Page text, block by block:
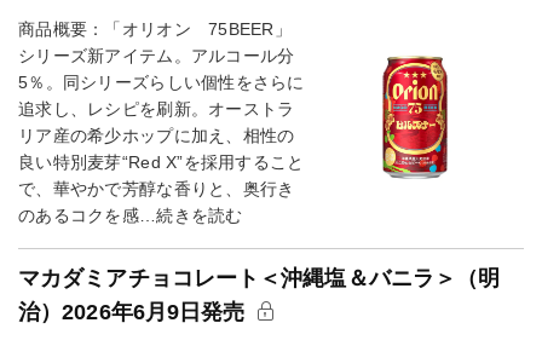
商品概要：「オリオン 75BEER」
シリーズ新アイテム。アルコール分
5％。同シリーズらしい個性をさらに
追求し、レシピを刷新。オーストラ
リア産の希少ホップに加え、相性の
良い特別麦芽“Red X”を採用すること
で、華やかで芳醇な香りと、奥行き
のあるコクを感…続きを読む
マカダミアチョコレート＜沖縄塩＆バニラ＞（明
治）2026年6月9日発売